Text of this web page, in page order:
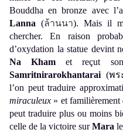
Bouddha en bronze avec
Lanna (ล้านนา). Mais il
chercher. En raison
d’oxydation la statue devint
Na Kham et reçut
Samritnirarokhantarai (พร
l’on peut traduire
miraculeux » et familièrement
peut traduire plus ou moins
celle de la victoire surMara